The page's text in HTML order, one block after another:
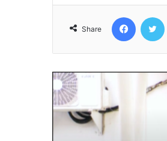
Share